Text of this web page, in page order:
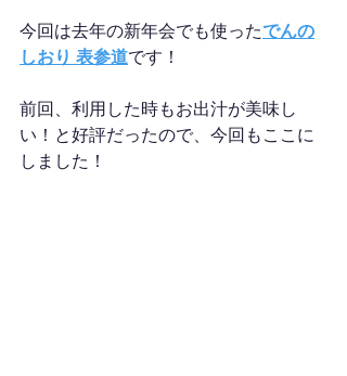
今回は去年の新年会でも使ったでんの
しおり 表参道です！
前回、利用した時もお出汁が美味し
い！と好評だったので、今回もここに
しました！